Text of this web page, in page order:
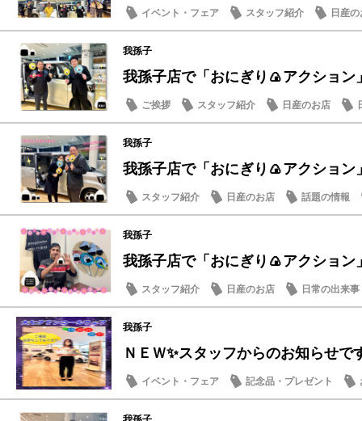
イベント・フェア スタッフ紹介 日産
我孫子
我孫子店で「おにぎり🍙アクション
ご挨拶 スタッフ紹介 日産のお店
我孫子
我孫子店で「おにぎり🍙アクション
スタッフ紹介 日産のお店 話題の情報
我孫子
我孫子店で「おにぎり🍙アクション
スタッフ紹介 日産のお店 日常の出来事
我孫子
ＮＥＷ✨スタッフからのお知らせで
イベント・フェア 記念品・プレゼント
メンテナンス商品
スタッフ紹介